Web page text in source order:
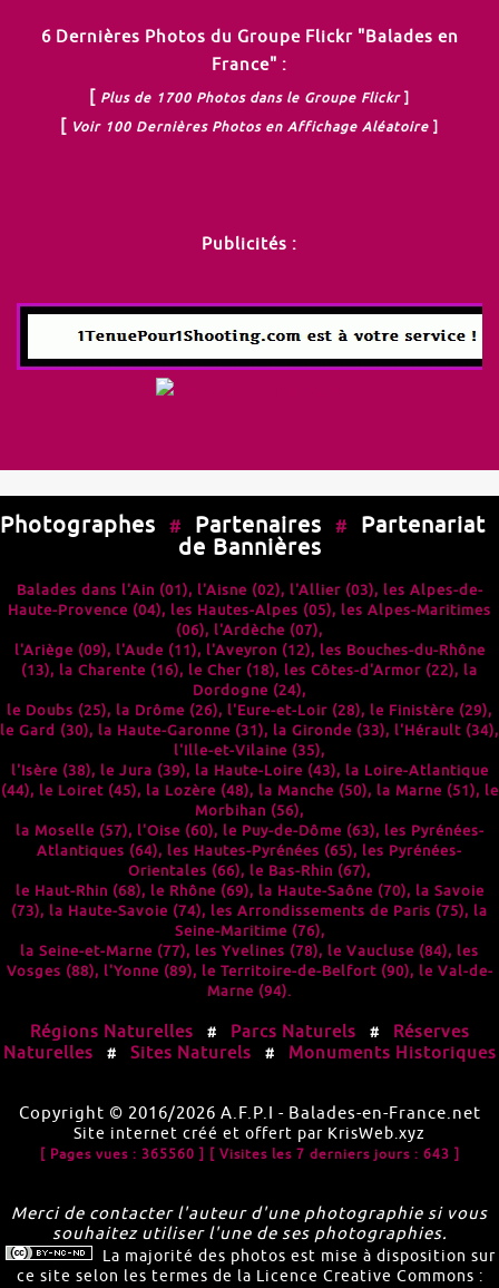
6 Dernières Photos du Groupe Flickr "Balades en
France" :
Plus de 1700 Photos dans le Groupe Flickr]
Voir 100 Dernières Photos en Affichage Aléatoire ]
Publicités :
Photographes # Partenaires # Partenariat
de Bannières
Balades dans l'Ain (01), l'Aisne (02), l'Allier (03), les Alpes-de-
Haute-Provence (04), les Hautes-Alpes (05), les Alpes-Maritimes
(06), l'Ardèche (07),
l'Ariège (09), l'Aude (11), l'Aveyron (12), les Bouches-du-Rhône
(13), la Charente (16), le Cher (18), les Côtes-d'Armor (22), la
Dordogne (24),
le Doubs (25), la Drôme (26), l'Eure-et-Loir (28), le Finistère (29),
le Gard (30), la Haute-Garonne (31), la Gironde (33), l'Hérault (34),
l'Ille-et-Vilaine (35),
l'Isère (38), le Jura (39), la Haute-Loire (43), la Loire-Atlantique
(44), le Loiret (45), la Lozère (48), la Manche (50), la Marne (51), le
Morbihan (56),
la Moselle (57), l'Oise (60), le Puy-de-Dôme (63), les Pyrénées-
Atlantiques (64), les Hautes-Pyrénées (65), les Pyrénées-
Orientales (66), le Bas-Rhin (67),
le Haut-Rhin (68), le Rhône (69), la Haute-Saône (70), la Savoie
(73), la Haute-Savoie (74), les Arrondissements de Paris (75), la
Seine-Maritime (76),
la Seine-et-Marne (77), les Yvelines (78), le Vaucluse (84), les
Vosges (88), l'Yonne (89), le Territoire-de-Belfort (90), le Val-de-
Marne (94).
Régions Naturelles # Parcs Naturels #
Réserves
Naturelles # Sites Naturels # Monuments Historiques
Copyright © 2016/2026 A.F.P.I - Balades-en-France.net
Site internet créé et offert par KrisWeb.xyz
[ Pages vues : 365560 ] [ Visites les 7 derniers jours : 643 ]
Merci de contacter l'auteur d'une photographie si vous
souhaitez utiliser l'une de ses photographies.
La majorité des photos est mise à disposition sur
ce site selon les termes de la Licence Creative Commons :